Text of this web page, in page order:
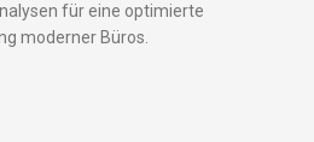
für eine optimierte
moderner Büros.